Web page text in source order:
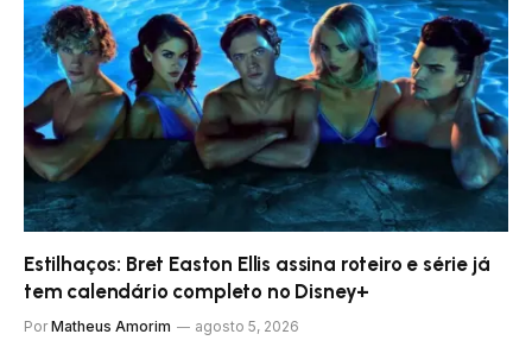
Estilhaços: Bret Easton Ellis assina roteiro e série já
tem calendário completo no Disney+
Por Matheus Amorim agosto 5, 2026